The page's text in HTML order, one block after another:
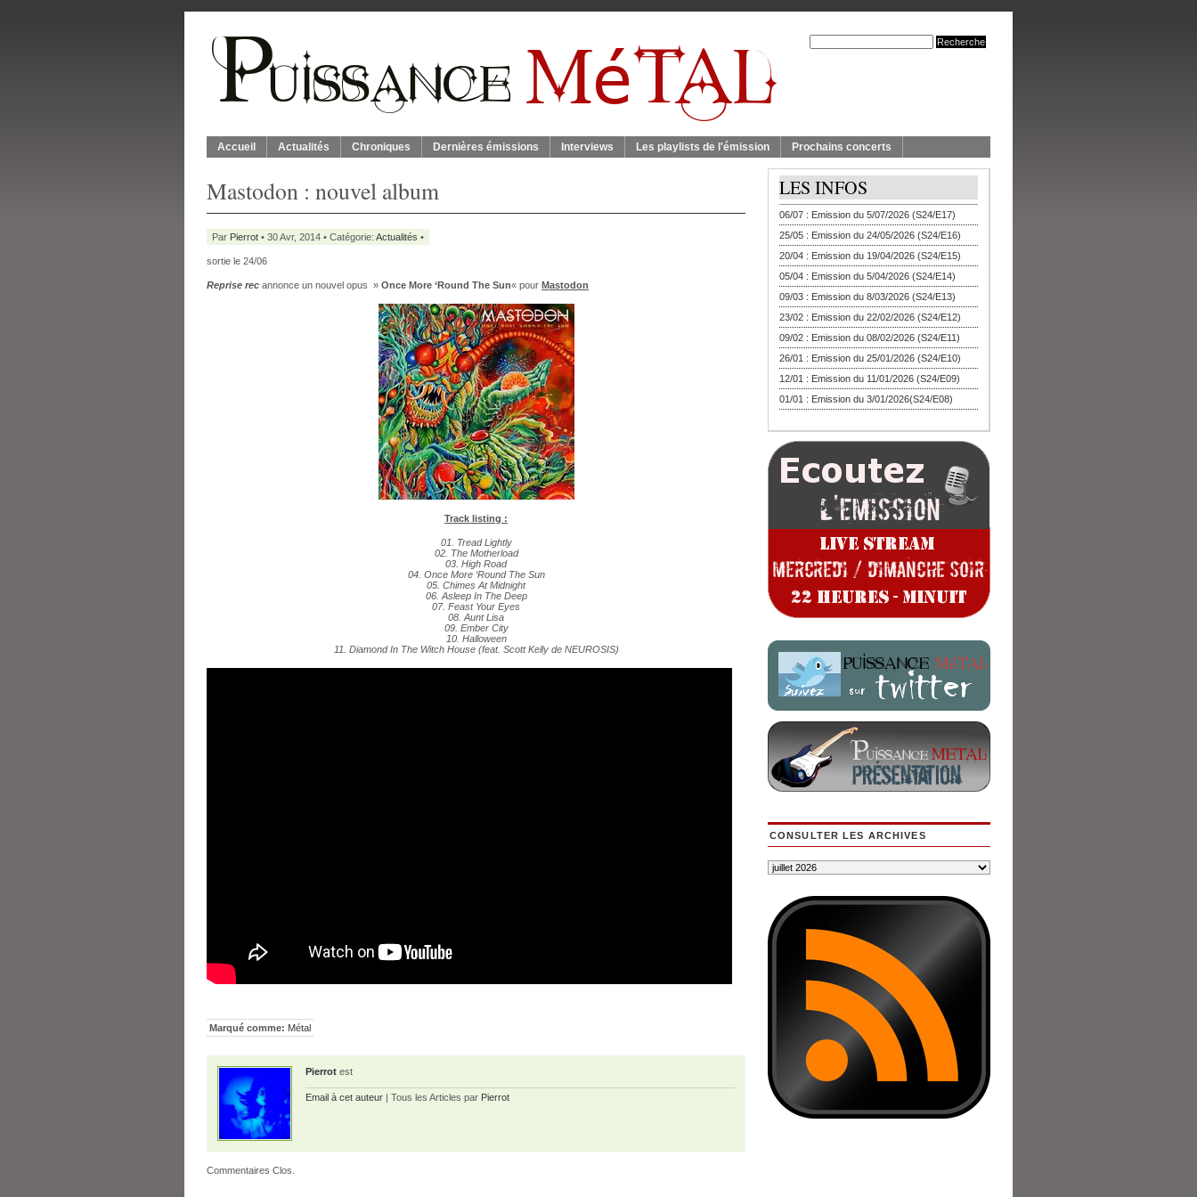
Accueil Actualités Chroniques Dernières émissions Interviews Les playlists de l'émission Prochains concerts
Mastodon : nouvel album
Par Pierrot • 30 Avr, 2014 • Catégorie: Actualités •
sortie le 24/06
Reprise rec annonce un nouvel opus » Once More ‘Round The Sun« pour Mastodon
Track listing :
01. Tread Lightly
02. The Motherload
03. High Road
04. Once More ‘Round The Sun
05. Chimes At Midnight
06. Asleep In The Deep
07. Feast Your Eyes
08. Aunt Lisa
09. Ember City
10. Halloween
11. Diamond In The Witch House (feat. Scott Kelly de NEUROSIS)
Marqué comme: Métal
Pierrot est
Email à cet auteur | Tous les Articles par Pierrot
Commentaires Clos.
LES INFOS
06/07 : Emission du 5/07/2026 (S24/E17)
25/05 : Emission du 24/05/2026 (S24/E16)
20/04 : Emission du 19/04/2026 (S24/E15)
05/04 : Emission du 5/04/2026 (S24/E14)
09/03 : Emission du 8/03/2026 (S24/E13)
23/02 : Emission du 22/02/2026 (S24/E12)
09/02 : Emission du 08/02/2026 (S24/E11)
26/01 : Emission du 25/01/2026 (S24/E10)
12/01 : Emission du 11/01/2026 (S24/E09)
01/01 : Emission du 3/01/2026(S24/E08)
CONSULTER LES ARCHIVES